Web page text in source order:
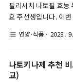
를 얻어가셨으면 합
목적의 글입니다. 침
침향나무가 스스로의
용연향과 함께 세계 3
트남이나 인도네시아
필리서치 나토필 효능
요 주선생입니다. 이
것으로 알려진 '나토필
히 알아보는 시간을
트와 나토필을 판매
는 브랜드에 대해서도
format_list_bulleted 영양·식품 · 2023.
나토키나제 추천
교)